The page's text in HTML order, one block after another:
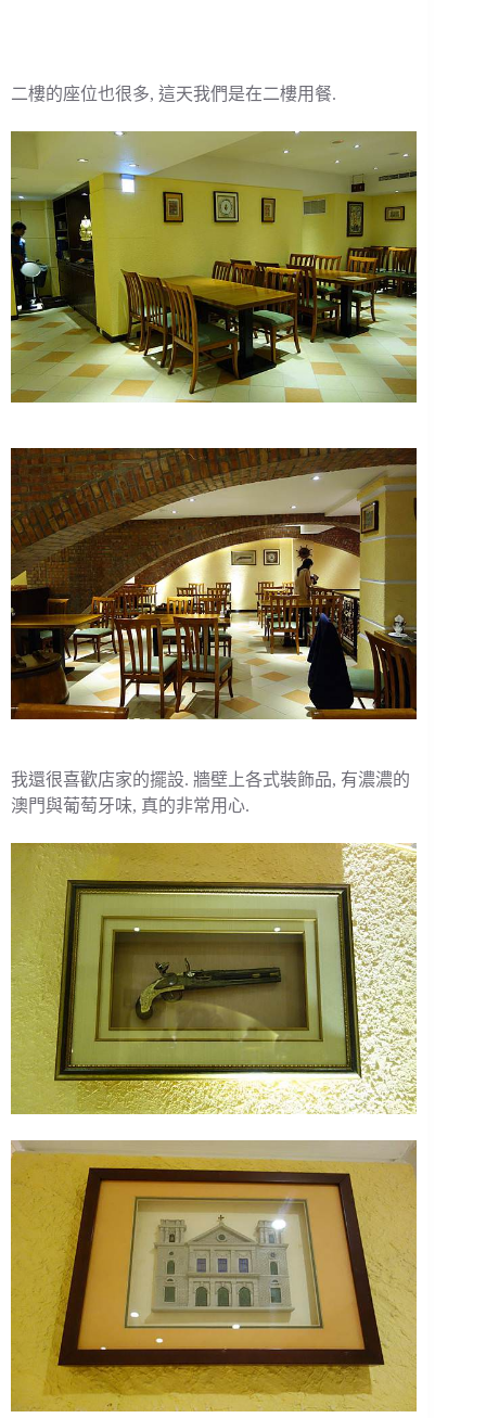
二樓的座位也很多, 這天我們是在二樓用餐.
我還很喜歡店家的擺設. 牆壁上各式裝飾品, 有濃濃的
澳門與葡萄牙味, 真的非常用心.